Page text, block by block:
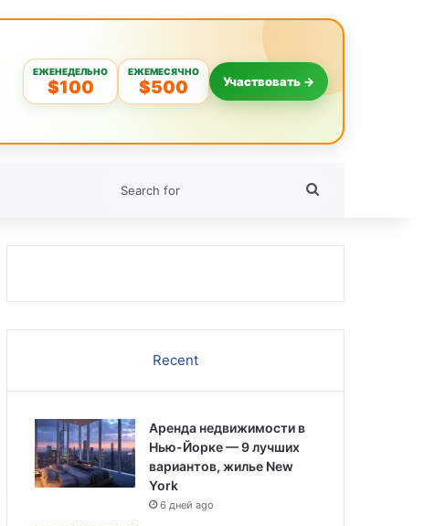
ЕЖЕНЕДЕЛЬНО
$100
ЕЖЕМЕСЯЧНО
$500 Участвовать →
Recent
Аренда недвижимости в
Нью-Йорке — 9 лучших
вариантов, жилье New
York
6 дней ago